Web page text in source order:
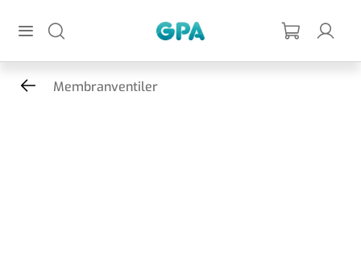
Membranventiler